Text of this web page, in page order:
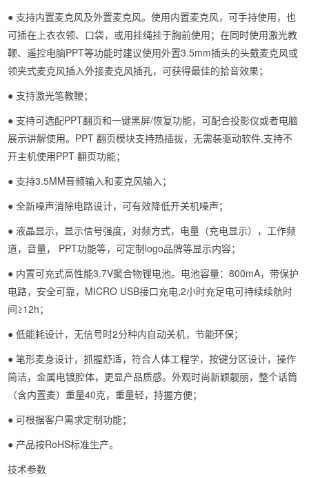
● 支持内置麦克风及外置麦克风。使用内置麦克风，可手持使用，也
可插在上衣衣领、口袋，或用挂绳挂于胸前使用；在同时使用激光教
鞭、遥控电脑PPT等功能时建议使用外置3.5mm插头的头戴麦克风或
领夹式麦克风插入外接麦克风插孔，可获得最佳的拾音效果；
● 支持激光笔教鞭；
● 支持可选配PPT翻页和一键黑屏/恢复功能，可配合投影仪或者电脑
展示讲解使用。PPT 翻页模块支持热插拔，无需装驱动软件,支持不
开主机使用PPT 翻页功能；
● 支持3.5MM音频输入和麦克风输入；
● 全新噪声消除电路设计，可有效降低开关机噪声；
● 液晶显示，显示信号强度，对频方式，电量（充电显示），工作频
道，音量， PPT功能等，可定制logo品牌等显示内容；
● 内置可充式高性能3.7V聚合物锂电池。电池容量：800mA，带保护
电路，安全可靠，MICRO USB接口充电,2小时充足电可持续续航时
间≥12h；
● 低能耗设计，无信号时2分种内自动关机，节能环保；
● 笔形麦身设计，抓握舒适，符合人体工程学，按键分区设计，操作
简洁，金属电镀腔体，更显产品质感。外观时尚新颖靓丽，整个话筒
（含内置麦）重量40克，重量轻，持握方便；
● 可根据客户需求定制功能；
● 产品按RoHS标准生产。
技术参数